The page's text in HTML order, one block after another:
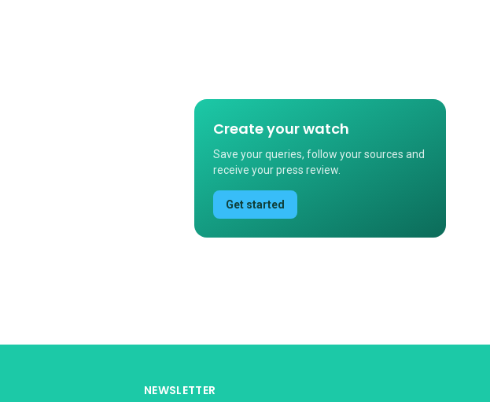
Create your watch
Save your queries, follow your sources and
receive your press review.
Get started
NEWSLETTER